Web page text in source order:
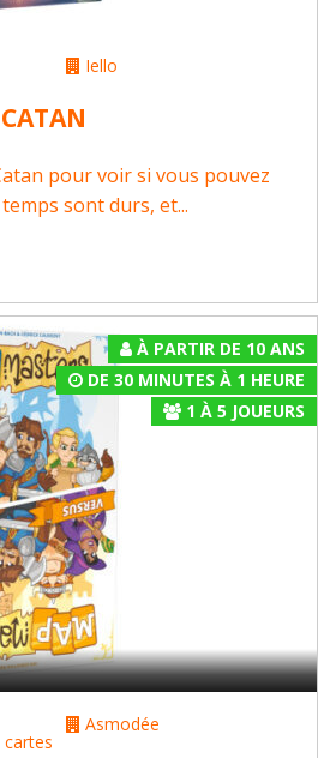
Iello
pour voir si vous pouvez
sont durs, et...
À PARTIR DE 10 ANS
DE 30 MINUTES À 1 HEURE
1 À 5 JOUEURS
cartes
Asmodée